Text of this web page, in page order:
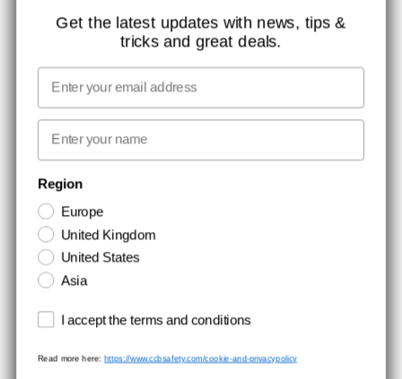
KONTAKT
JOB HOS CCBSAFETY
MEDIA
VI TAGER ANSVAR
NYHEDSBREV TILMELDING
Hold dig opdateret med gode tilbud og produktnyheder. Din e-mail
opbevares sikkert og du kan til enhver tid
Get the latest updates with news, tips &
tricks and great deals.
Email
First name
Region
Europe
United Kingdom
United States
Asia
Terms and conditions
I accept the terms and conditions
Read more here:https://www.ccbsafety.com/cookie-and-privacypolicy